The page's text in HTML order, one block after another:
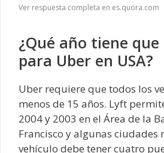
Ver respuesta completa en es.quora.com
¿Qué año tiene
para Uber en USA?
Uber requiere que todos los
menos de 15 años. Lyft
2004 y 2003 en el Área de la
Francisco y algunas ciudades
vehículo debe tener cuatro